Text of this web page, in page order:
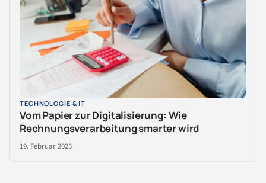
TECHNOLOGIE & IT
Vom Papier zur Digitalisierung: Wie
Rechnungsverarbeitung smarter wird
19. Februar 2025